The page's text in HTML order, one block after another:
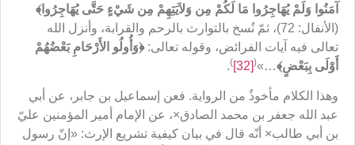
آمَنُوا وَلَمْ يُهَاجِرُوا مَا لَكُمْ مِن وَلاَيَتِهِمْ مِن شَيْءٍ حَتَّى يُهَاجِرُوا ﴾
(الأنفال: 72)، ثمّ نُسخ بالتوارث بالرحم والقرابة، وأنزل الله
تعالى فيه آيات الفرائض، وقوله تعالى:﴿وَأُولُو الأَرْحَامِ بَعْضُهُمْ
أَوْلَى بِبَعْضٍ﴾…»
(
[32]
)
.
وهذا الكلام مأخوذٌ من الرواية. فعن إسماعيل بن جابر، عن أبي
عبد الله جعفر بن محمد الصادق×، عن الإمام أمير المؤمنين عليّ
بن أبي طالب× أنّه قال في بيان كيفية تشريع الإرث: «إنّ رسول